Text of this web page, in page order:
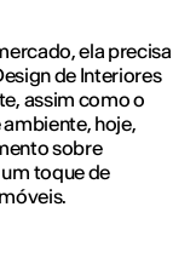
ela precisa
de Interiores
assim como o
hoje,
sobre
toque de